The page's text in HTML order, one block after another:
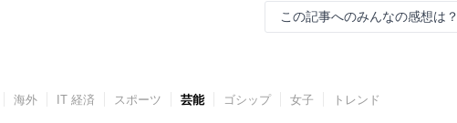
この記事へのみんなの感想は？
海外 IT 経済 スポーツ 芸能 ゴシップ 女子 トレンド